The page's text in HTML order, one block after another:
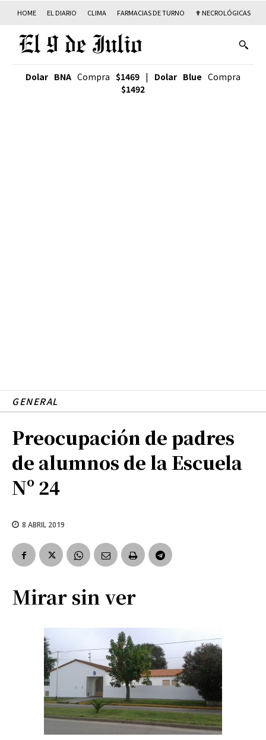
HOME EL DIARIO CLIMA FARMACIAS DE TURNO ✟ NECROLÓGICAS
Dolar BNA Compra $1469 | Dolar Blue Compra
$1492
GENERAL
Preocupación de padres
de alumnos de la Escuela
Nº 24
8 ABRIL 2019
Mirar sin ver